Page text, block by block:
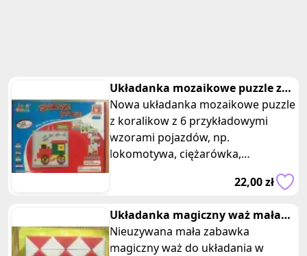
Układanka mozaikowe puzzle z
koralikow pojazdy
Nowa układanka mozaikowe puzzle
z koralikow z 6 przykładowymi
wzorami pojazdów, np.
lokomotywa, ciężarówka,
helikopter, statek. Posiadam dwie
22,00 zł
Układanka magiczny waż mała
czerwona
Nieuzywana mała zabawka
magiczny waż do układania w